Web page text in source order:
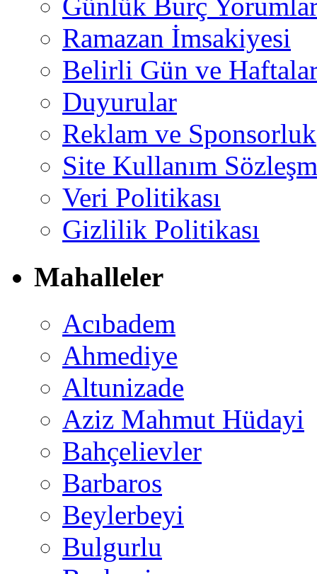
Günlük Burç
Ramazan İmsakiyesi
Belirli Gün ve
Duyurular
Reklam ve Sponsorluk
Site Kullanım
Veri Politikası
Gizlilik Politikası
Mahalleler
Acıbadem
Ahmediye
Altunizade
Aziz Mahmut Hüdayi
Bahçelievler
Barbaros
Beylerbeyi
Bulgurlu